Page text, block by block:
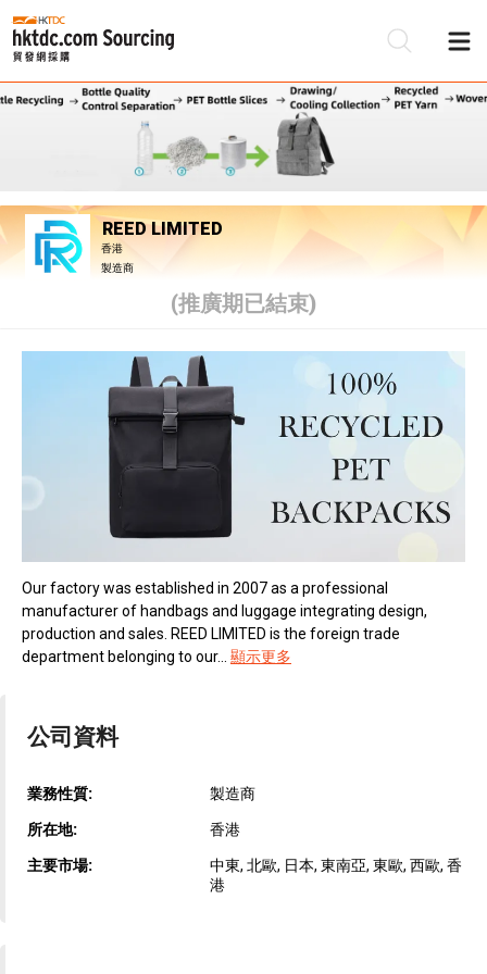
REED LIMITED
香港
製造商
(推廣期已結束)
Our factory was established in 2007 as a professional
manufacturer of handbags and luggage integrating design,
production and sales. REED LIMITED is the foreign trade
department belonging to our... 顯示更多
公司資料
業務性質: 製造商
所在地: 香港
主要市場:
中東, 北歐, 日本, 東南亞, 東歐, 西歐, 香
港